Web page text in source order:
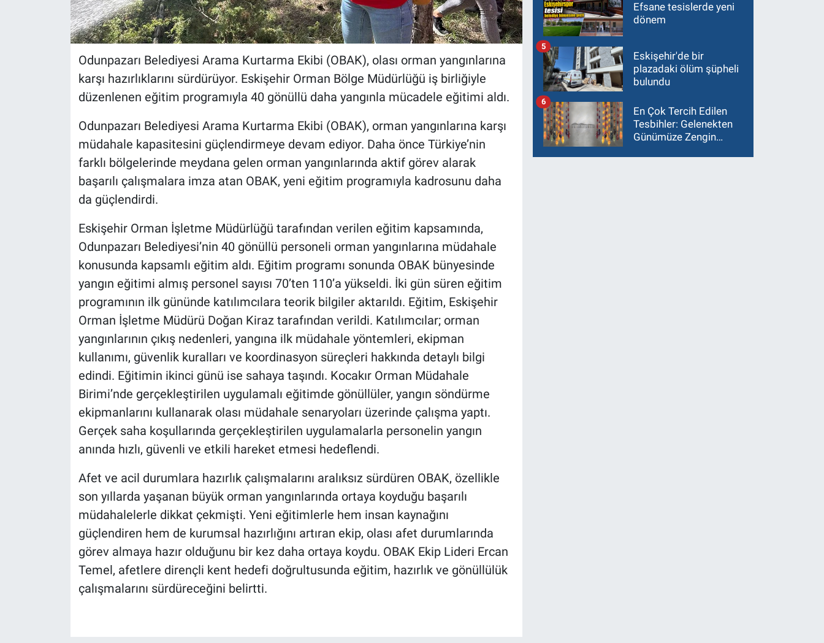
Odunpazarı Belediyesi Arama Kurtarma Ekibi (OBAK), olası orman yangınlarına
karşı hazırlıklarını sürdürüyor. Eskişehir Orman Bölge Müdürlüğü iş birliğiyle
düzenlenen eğitim programıyla 40 gönüllü daha yangınla mücadele eğitimi aldı.
Odunpazarı Belediyesi Arama Kurtarma Ekibi (OBAK), orman yangınlarına karşı
müdahale kapasitesini güçlendirmeye devam ediyor. Daha önce Türkiye’nin
farklı bölgelerinde meydana gelen orman yangınlarında aktif görev alarak
başarılı çalışmalara imza atan OBAK, yeni eğitim programıyla kadrosunu daha
da güçlendirdi.
Eskişehir Orman İşletme Müdürlüğü tarafından verilen eğitim kapsamında,
Odunpazarı Belediyesi’nin 40 gönüllü personeli orman yangınlarına müdahale
konusunda kapsamlı eğitim aldı. Eğitim programı sonunda OBAK bünyesinde
yangın eğitimi almış personel sayısı 70’ten 110’a yükseldi. İki gün süren eğitim
programının ilk gününde katılımcılara teorik bilgiler aktarıldı. Eğitim, Eskişehir
Orman İşletme Müdürü Doğan Kiraz tarafından verildi. Katılımcılar; orman
yangınlarının çıkış nedenleri, yangına ilk müdahale yöntemleri, ekipman
kullanımı, güvenlik kuralları ve koordinasyon süreçleri hakkında detaylı bilgi
edindi. Eğitimin ikinci günü ise sahaya taşındı. Kocakır Orman Müdahale
Birimi’nde gerçekleştirilen uygulamalı eğitimde gönüllüler, yangın söndürme
ekipmanlarını kullanarak olası müdahale senaryoları üzerinde çalışma yaptı.
Gerçek saha koşullarında gerçekleştirilen uygulamalarla personelin yangın
anında hızlı, güvenli ve etkili hareket etmesi hedeflendi.
Afet ve acil durumlara hazırlık çalışmalarını aralıksız sürdüren OBAK, özellikle
son yıllarda yaşanan büyük orman yangınlarında ortaya koyduğu başarılı
müdahalelerle dikkat çekmişti. Yeni eğitimlerle hem insan kaynağını
güçlendiren hem de kurumsal hazırlığını artıran ekip, olası afet durumlarında
görev almaya hazır olduğunu bir kez daha ortaya koydu. OBAK Ekip Lideri Ercan
Temel, afetlere dirençli kent hedefi doğrultusunda eğitim, hazırlık ve gönüllülük
çalışmalarını sürdüreceğini belirtti.
Efsane tesislerde yeni
dönem
Eskişehir'de bir
plazadaki ölüm şüpheli
bulundu
5
En Çok Tercih Edilen
Tesbihler: Gelenekten
Günümüze Zengin
6
Bilim ve Teknoloji